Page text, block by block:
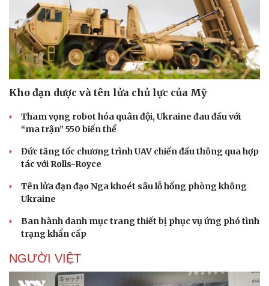
Doanh nghiệp
Thông tin doanh nghiệp
Doanh nhân
Vì cộng đồng
Công nghệ
Sành điệu
Tin Công nghệ
Trải nghiệm
Chuyển đổi số
Kho đạn dược và tên lửa chủ lực của Mỹ
Tham vọng robot hóa quân đội, Ukraine đau đầu với
“ma trận” 550 biến thể
Đức tăng tốc chương trình UAV chiến đấu thông qua hợp
tác với Rolls-Royce
Tên lửa đạn đạo Nga khoét sâu lỗ hổng phòng không
Ukraine
Ban hành danh mục trang thiết bị phục vụ ứng phó tình
trạng khẩn cấp
NGƯỜI VIỆT